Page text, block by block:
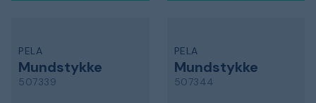
PELA
Mundstykke
507339
PELA
Mundstykke
507344